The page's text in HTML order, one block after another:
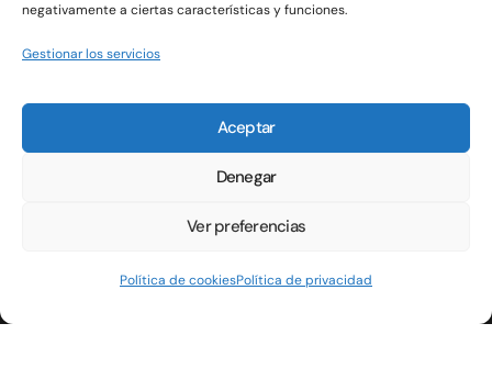
negativamente a ciertas características y funciones.
Gestionar los servicios
Aceptar
Denegar
Ver preferencias
Política de cookiesPolítica de privacidad
POLÍTICA DE COOKIES (UE)